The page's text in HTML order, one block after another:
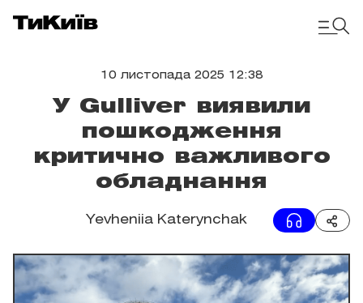
10 листопада 2025 12:38
У Gulliver виявили
пошкодження
критично важливого
обладнання
Yevheniia Katerynchak